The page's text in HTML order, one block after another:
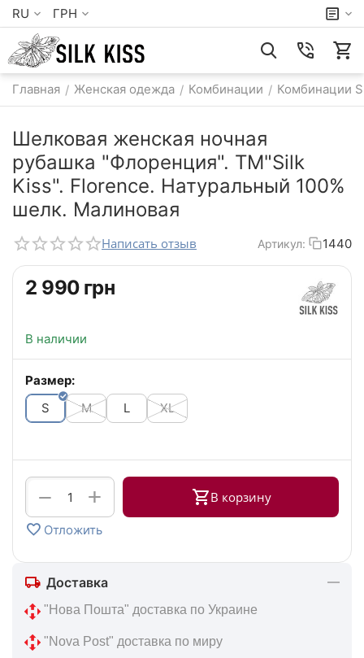
RU ГРН
Главная / Женская одежда / Комбинации / Комбинации S
Шелковая женская ночная
рубашка "Флоренция". TM"Silk
Kiss". Florence. Натуральный 100%
шелк. Малиновая
Написать отзыв Артикул: 1440
‍2 990‍ грн
В наличии
Размер:
S
M L XL
+
− В корзину
Отложить
Доставка
"Нова Пошта" доставка по Украине
"Nova Post" доставка по миру